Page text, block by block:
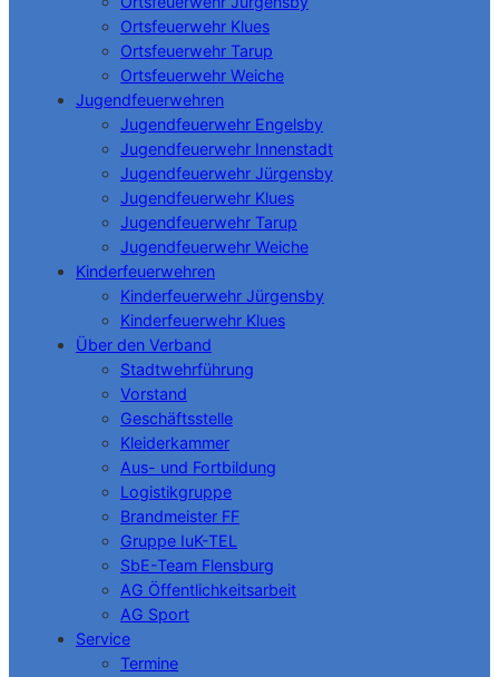
Ortsfeuerwehr Klues
Ortsfeuerwehr Tarup
Ortsfeuerwehr Weiche
Jugendfeuerwehren
Jugendfeuerwehr Engelsby
Jugendfeuerwehr Innenstadt
Jugendfeuerwehr Jürgensby
Jugendfeuerwehr Klues
Jugendfeuerwehr Tarup
Jugendfeuerwehr Weiche
Kinderfeuerwehren
Kinderfeuerwehr Jürgensby
Kinderfeuerwehr Klues
Über den Verband
Stadtwehrführung
Vorstand
Geschäftsstelle
Kleiderkammer
Aus- und Fortbildung
Logistikgruppe
Brandmeister FF
Gruppe IuK-TEL
SbE-Team Flensburg
AG Öffentlichkeitsarbeit
AG Sport
Service
Termine